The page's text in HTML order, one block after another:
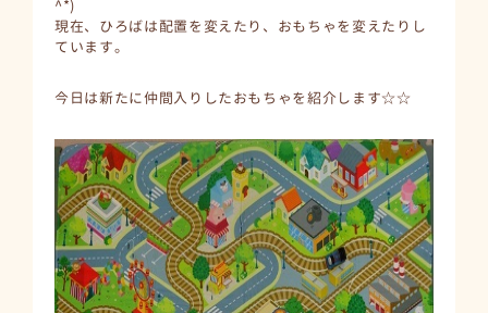
^*)
現在、ひろばは配置を変えたり、おもちゃを変えたりし
ています。
今日は新たに仲間入りしたおもちゃを紹介します☆☆